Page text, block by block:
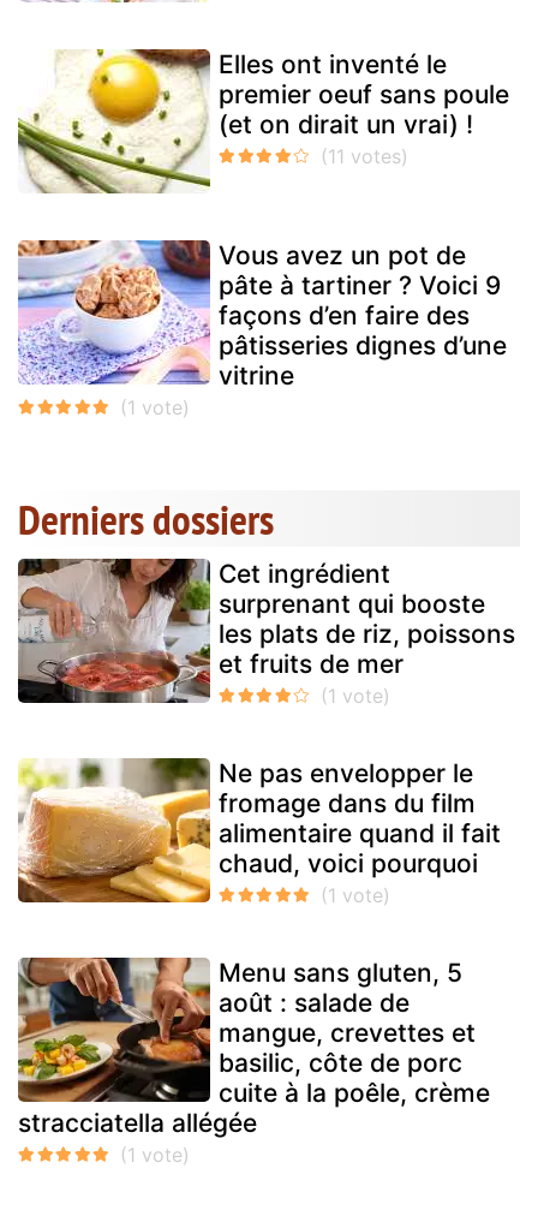
Elles ont inventé le
premier oeuf sans poule
(et on dirait un vrai) !
Vous avez un pot de
pâte à tartiner ? Voici 9
façons d’en faire des
pâtisseries dignes d’une
vitrine
Derniers dossiers
Cet ingrédient
surprenant qui booste
les plats de riz, poissons
et fruits de mer
Ne pas envelopper le
fromage dans du film
alimentaire quand il fait
chaud, voici pourquoi
Menu sans gluten, 5
août : salade de
mangue, crevettes et
basilic, côte de porc
cuite à la poêle, crème
stracciatella allégée